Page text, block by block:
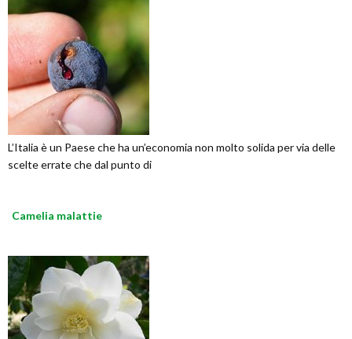
L’Italia è un Paese che ha un’economia non molto solida per via delle
scelte errate che dal punto di
Camelia malattie